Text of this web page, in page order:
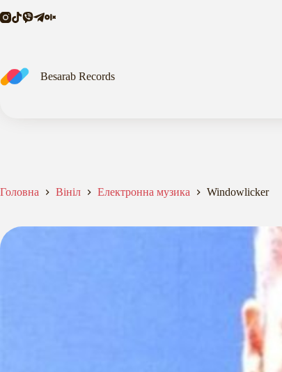
до
Besarab Records
Головна Вініл Електронна музика Windowlicker